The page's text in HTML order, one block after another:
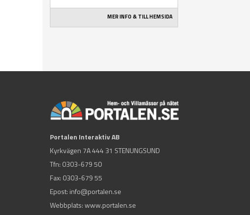
MER INFO & TILL HEMSIDA
Portalen Interaktiv AB
Kyrkvägen 7A 444 31 STENUNGSUND
Tfn: 0303-679 50
Fax: 0303-679 55
Epost: info@portalen.se
Webbplats: www.portalen.se